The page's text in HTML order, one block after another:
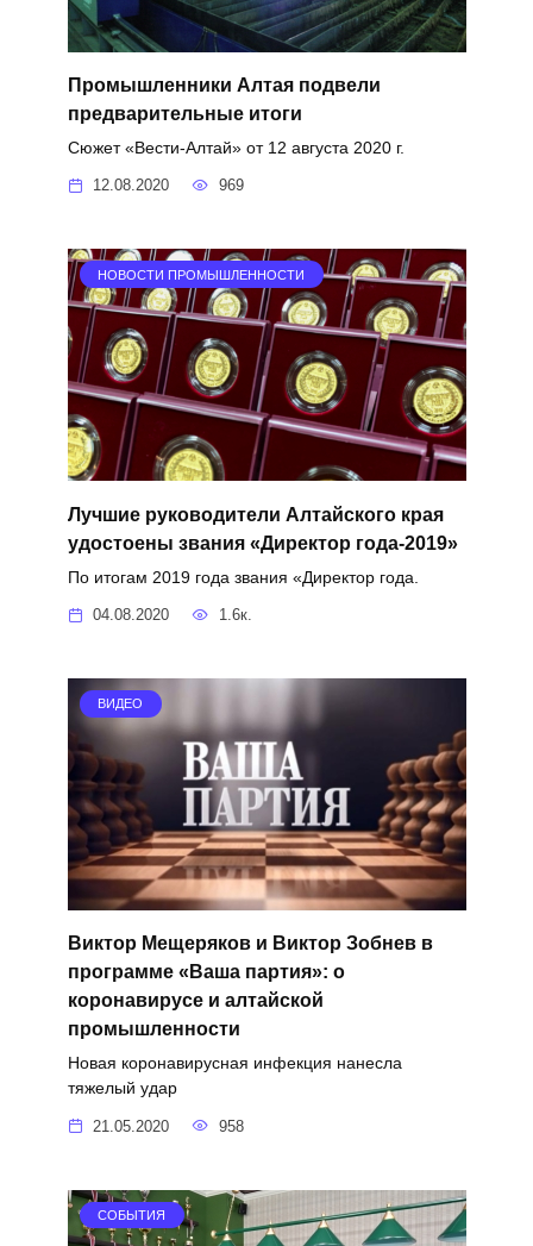
Промышленники Алтая подвели
предварительные итоги
Сюжет «Вести-Алтай» от 12 августа 2020 г.
12.08.2020 969
НОВОСТИ ПРОМЫШЛЕННОСТИ
Лучшие руководители Алтайского края
удостоены звания «Директор года-2019»
По итогам 2019 года звания «Директор года.
04.08.2020 1.6к.
ВИДЕО
Виктор Мещеряков и Виктор Зобнев в
программе «Ваша партия»: о
коронавирусе и алтайской
промышленности
Новая коронавирусная инфекция нанесла
тяжелый удар
21.05.2020 958
СОБЫТИЯ